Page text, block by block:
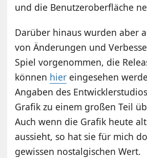
und die Benutzeroberfläche
Darüber hinaus wurden aber
von Änderungen und
Spiel vorgenommen, die
können hier eingesehen
Angaben des
Grafik zu einem großen Teil
Auch wenn die Grafik heute
aussieht, so hat sie für mich
gewissen nostalgischen Wert.